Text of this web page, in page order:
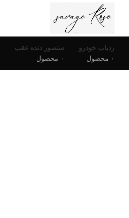
ردیاب خودرو
۰ محصول
سنسور دنده عقب
۰ محصول